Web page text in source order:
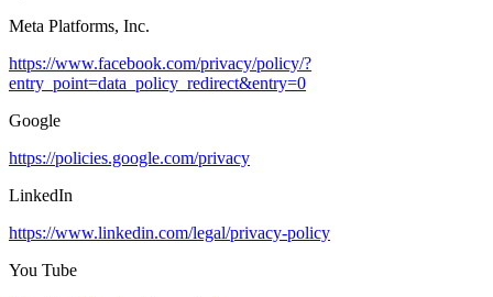
Meta Platforms, Inc.
https://www.facebook.com/privacy/policy/?
entry_point=data_policy_redirect&entry=0
Google
https://policies.google.com/privacy
LinkedIn
https://www.linkedin.com/legal/privacy-policy
You Tube